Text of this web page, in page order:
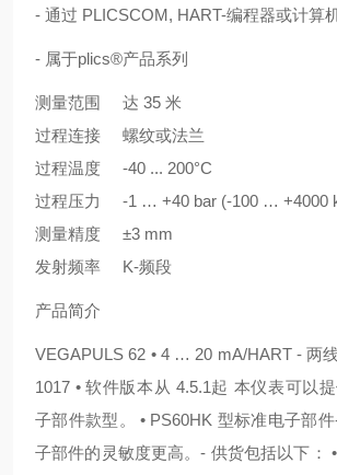
- 通过 PLICSCOM, HART-编程器或计算
- 属于plics®产品系列
测量范围
达 35 米
过程连接
螺纹或法兰
过程温度
-40 ... 200°C
过程压力
-1 … +40 bar (-100 … +4000
测量精度
±3 mm
发射频率
K-频段
产品简介
VEGAPULS 62 • 4 … 20 mA/HART - 两
1017 • 软件版本从 4.5.1起 本仪表可以
子部件款型。 • PS60HK 型标准电子部
子部件的灵敏度更高。- 供货包括以下：